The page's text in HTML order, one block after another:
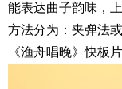
能表达曲子韵味，
方法分为：夹弹法
《渔舟唱晚》快板